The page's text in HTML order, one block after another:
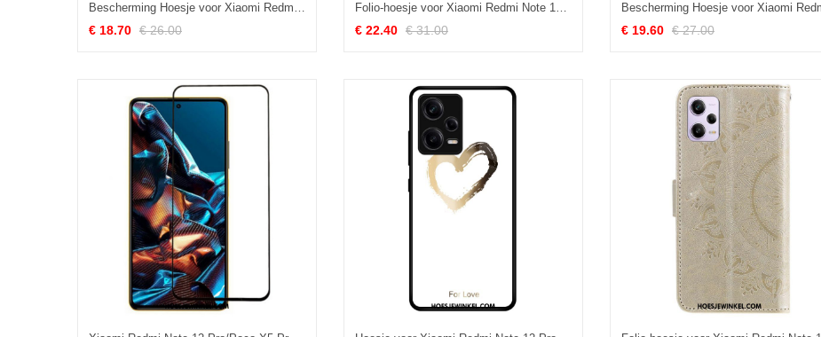
Bescherming Hoesje voor Xiaomi Redmi Note 12 Pro Folio-hoesje 3d Patroon
€ 18.70 € 26.00
Folio-hoesje voor Xiaomi Redmi Note 12 Pro Splitnappaleer
€ 22.40 € 31.00 € 19.60 € 27.00